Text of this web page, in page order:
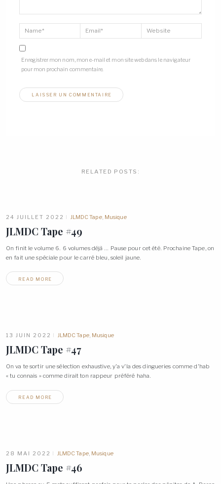
Enregistrer mon nom, mon e-mail et mon site web dans le navigateur
pour mon prochain commentaire.
RELATED POSTS:
24 JUILLET 2022 JLMDC Tape, Musique
JLMDC Tape #49
On finit le volume 6. 6 volumes déjà … Pause pour cet été. Prochaine Tape, on
en fait une spéciale pour le carré bleu, soleil jaune.
READ MORE
13 JUIN 2022 JLMDC Tape, Musique
JLMDC Tape #47
On va te sortir une sélection exhaustive, y’a v’la des dingueries comme d’hab
« tu connais » comme dirait ton rappeur préféré haha.
READ MORE
28 MAI 2022 JLMDC Tape, Musique
JLMDC Tape #46